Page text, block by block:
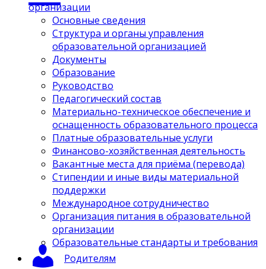
организации
Основные сведения
Структура и органы управления
образовательной организацией
Документы
Образование
Руководство
Педагогический состав
Материально-техническое обеспечение и
оснащенность образовательного процесса
Платные образовательные услуги
Финансово-хозяйственная деятельность
Вакантные места для приёма (перевода)
Стипендии и иные виды материальной
поддержки
Международное сотрудничество
Организация питания в образовательной
организации
Образовательные стандарты и требования
Родителям